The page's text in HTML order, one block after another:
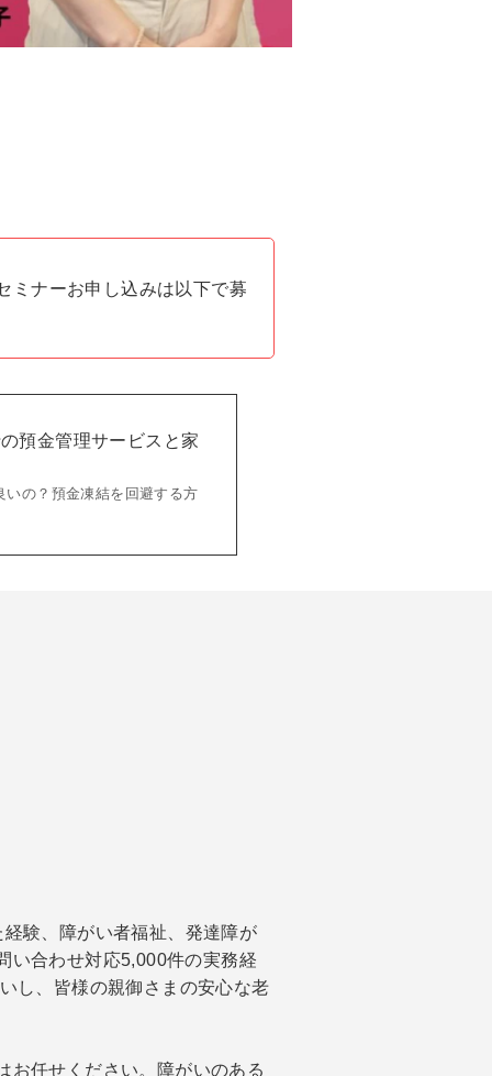
ミナーお申し込みは以下で募
預金管理サービスと家
の？預金凍結を回避する方
験、障がい者福祉、発達障が
い合わせ対応5,000件の実務経
し、皆様の親御さまの安心な老
お任せください。障がいのある